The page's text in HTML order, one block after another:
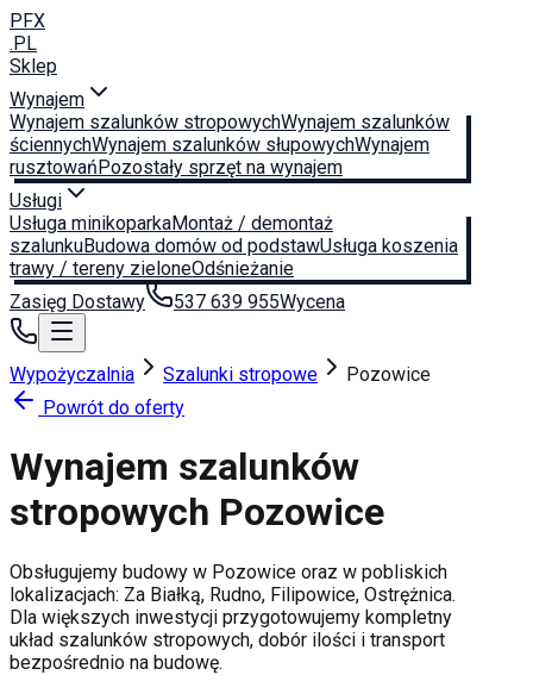
PFX
.PL
Sklep
Wynajem
Wynajem szalunków stropowychWynajem szalunków
ściennychWynajem szalunków słupowychWynajem
rusztowańPozostały sprzęt na wynajem
Usługi
Usługa minikoparkaMontaż / demontaż
szalunkuBudowa domów od podstawUsługa koszenia
trawy / tereny zieloneOdśnieżanie
Zasięg Dostawy
537 639 955Wycena
Wypożyczalnia Szalunki stropowe
Pozowice
Powrót do oferty
Wynajem szalunków
stropowych Pozowice
Obsługujemy budowy w Pozowice oraz w pobliskich
lokalizacjach: Za Białką, Rudno, Filipowice, Ostrężnica.
Dla większych inwestycji przygotowujemy kompletny
układ szalunków stropowych, dobór ilości i transport
bezpośrednio na budowę.